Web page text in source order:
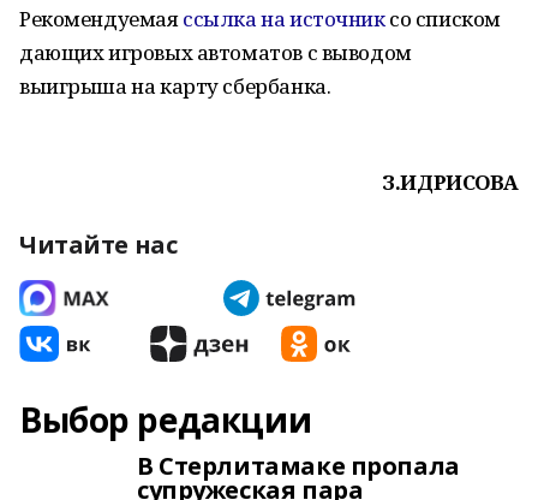
Рекомендуемаяссылка на источниксо списком
дающих игровых автоматов с выводом
выигрыша на карту сбербанка.
З.ИДРИСОВА
Читайте нас
Выбор редакции
В Стерлитамаке пропала
супружеская пара